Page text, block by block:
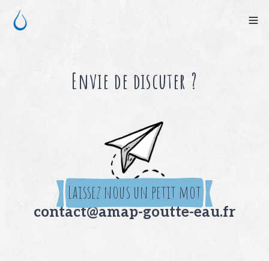
Envie de discuter ?
Laissez nous un petit mot
contact@amap-goutte-eau.fr